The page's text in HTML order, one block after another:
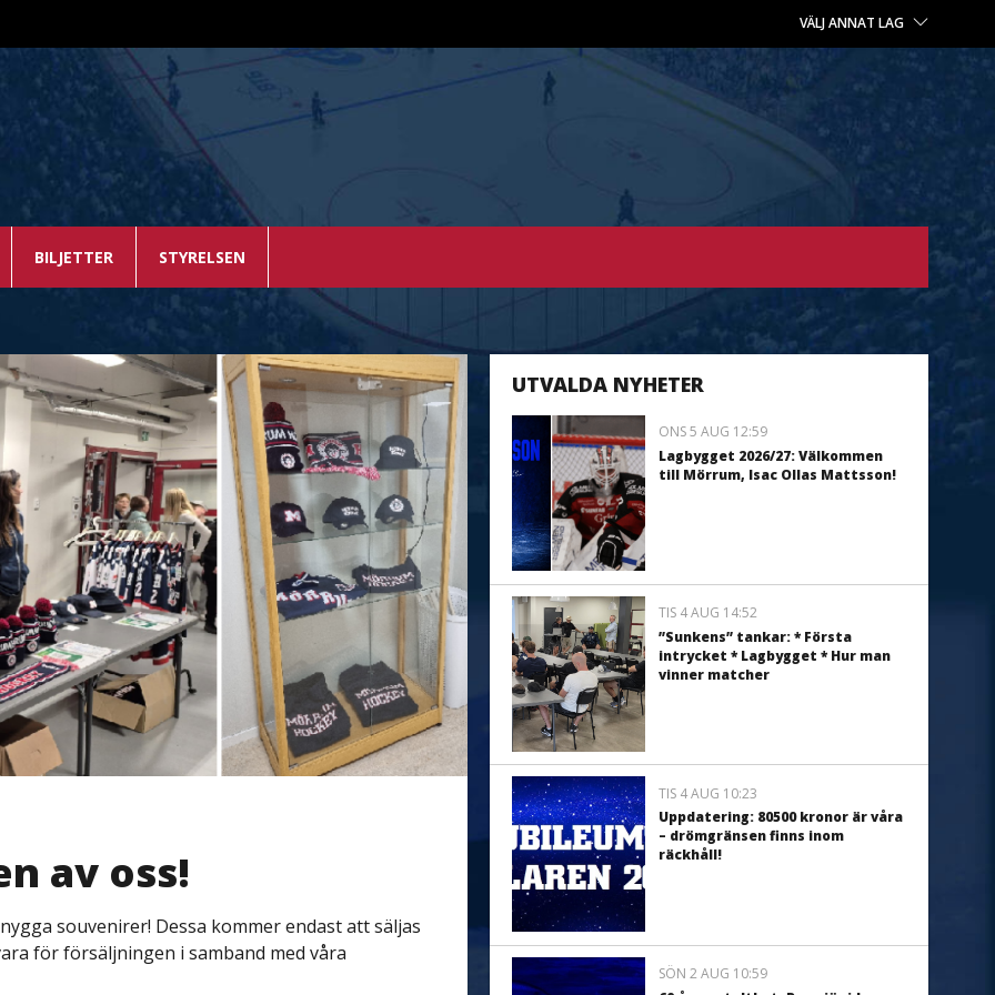
VÄLJ ANNAT LAG
BILJETTER STYRELSEN
av oss!
souvenirer! Dessa kommer endast att säljas
för försäljningen i samband med våra
UTVALDA NYHETER
ONS 5 AUG 12:59
Lagbygget 2026/27: Välkommen
till Mörrum, Isac Ollas Mattsson!
TIS 4 AUG 14:52
”Sunkens” tankar: * Första
intrycket * Lagbygget * Hur man
vinner matcher
TIS 4 AUG 10:23
Uppdatering: 80500 kronor är våra
– drömgränsen finns inom
räckhåll!
SÖN 2 AUG 10:59